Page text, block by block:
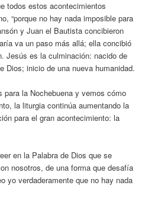
todos estos acontecimientos
“porque no hay nada imposible para
y Juan el Bautista concibieron
va un paso más allá; ella concibió
Jesús es la culminación: nacido de
Dios; inicio de una nueva humanidad.
para la Nochebuena y vemos cómo
la liturgia continúa aumentando la
para el gran acontecimiento: la
en la Palabra de Dios que se
nosotros, de una forma que desafía
yo verdaderamente que no hay nada